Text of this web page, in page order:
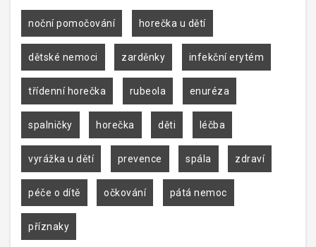
noční pomočování horečka u dětí
dětské nemoci zarděnky infekční erytém
třídenní horečka rubeola enuréza
spalničky horečka děti léčba
vyrážka u dětí prevence spála zdraví
péče o dítě očkování pátá nemoc
příznaky